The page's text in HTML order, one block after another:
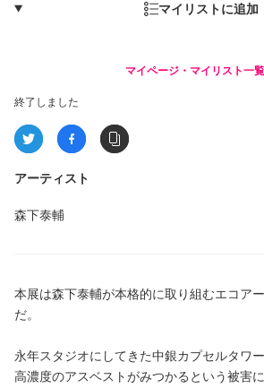
マイリストに追加
マイページ・マイリスト一
終了しました
アーティスト
森下泰輔
本展は森下泰輔が本格的に取り組むエコア
だ。
永年スタジオにしてきた中銀カプセルタワ
高濃度のアスベストがみつかるという被害